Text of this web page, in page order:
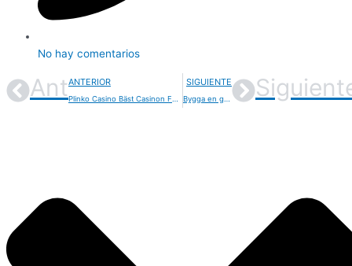
No hay comentarios
AntANTERIOR SIGUIENTE